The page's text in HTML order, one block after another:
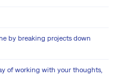
by breaking projects down
of working with your thoughts,